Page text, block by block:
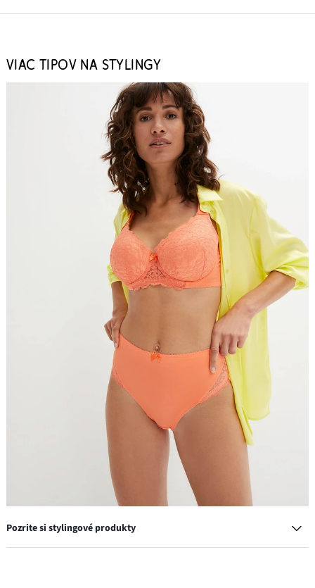
VIAC TIPOV NA STYLINGY
Pozrite si stylingové produkty